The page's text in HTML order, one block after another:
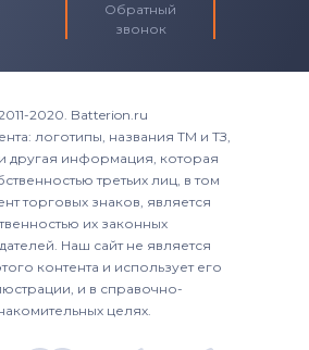
Обратный
звонок
2020. Batterion.ru
логотипы, названия ТМ и ТЗ,
другая информация, которая
третьих лиц, в том
торговых знаков, является
их законных
Наш сайт не является
контента и использует его
и в справочно-
целях.